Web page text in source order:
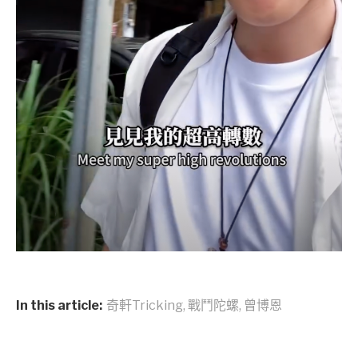
In this article: 奇軒Tricking, 戰鬥陀螺, 曾博恩